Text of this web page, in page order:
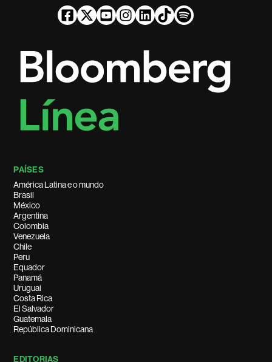
PAÍSES
América Latina e o mundo
Brasil
México
Argentina
Colombia
Venezuela
Chile
Peru
Equador
Panamá
Uruguai
Costa Rica
El Salvador
Guatemala
República Dominicana
EDITORIAS